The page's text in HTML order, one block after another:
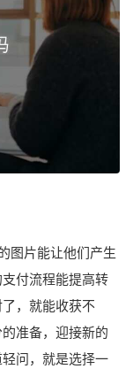
图片能让他们产生
付流程能提高转
，就能收获不
准备，迎接新的
问，就是选择一